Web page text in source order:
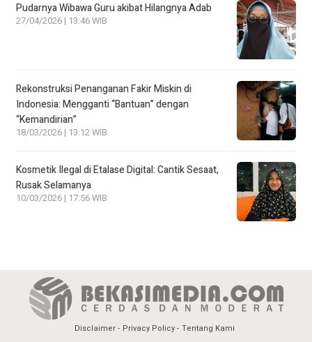
Pudarnya Wibawa Guru akibat Hilangnya Adab
27/04/2026 | 13:46 WIB
Rekonstruksi Penanganan Fakir Miskin di
Indonesia: Mengganti “Bantuan” dengan
“Kemandirian”
18/03/2026 | 13:12 WIB
Kosmetik Ilegal di Etalase Digital: Cantik Sesaat,
Rusak Selamanya
10/03/2026 | 17:56 WIB
Disclaimer Privacy Policy Tentang Kami